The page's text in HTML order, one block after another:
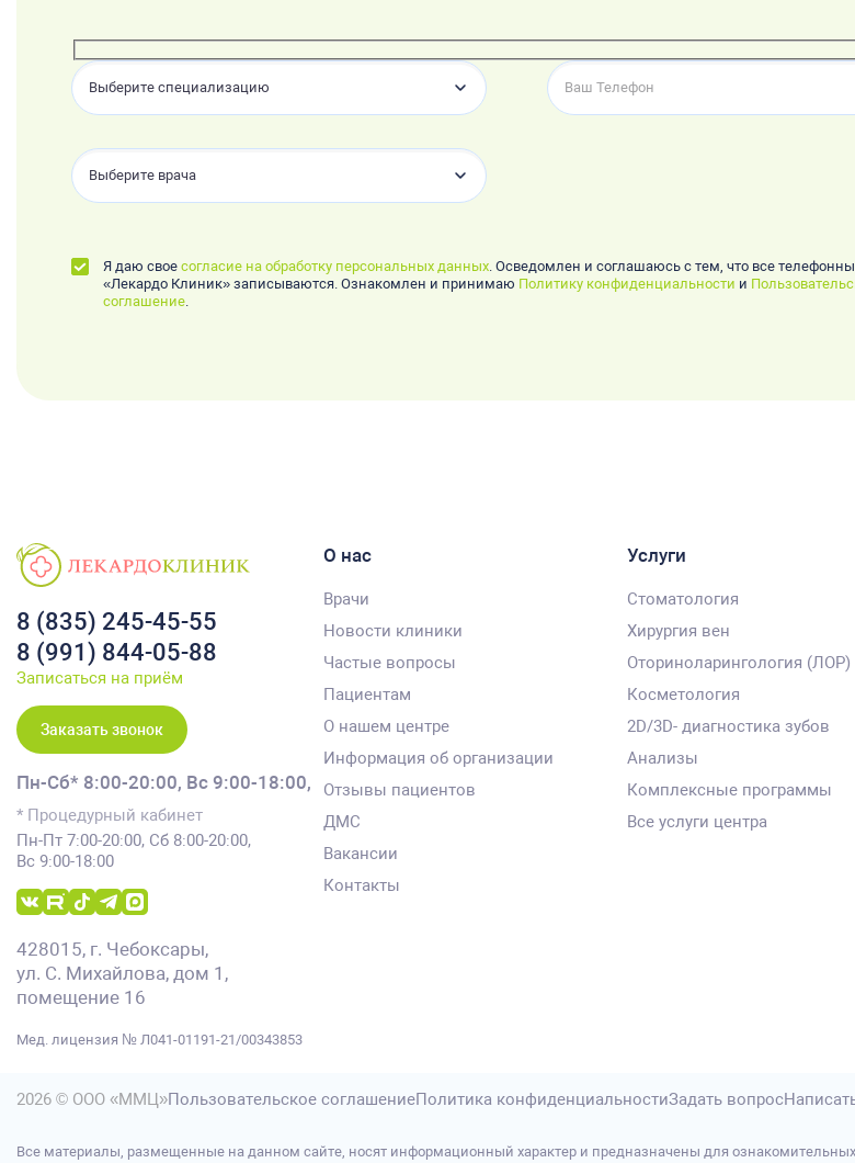
Выберите специализацию
Выберите врача
Я даю свое согласие на обработку персональных данных . Осведомлен и соглашаюсь с тем, что все
«Лекардо Клиник» записываются. Ознакомлен и принимаю Политику конфиденциальности и
соглашение
8 (835) 245-45-55
8 (991) 844-05-88
Записаться на приём
Заказать звонок
Пн-Сб* 8:00-20:00, Вс 9:00-18:00,
* Процедурный кабинет
Пн-Пт 7:00-20:00, Сб 8:00-20:00,
Вс 9:00-18:00
428015, г. Чебоксары,
ул. С. Михайлова, дом 1,
помещение 16
Мед. лицензия № Л041-01191-21/00343853
О нас
Врачи
Новости клиники
Частые вопросы
Пациентам
О нашем центре
Информация об организации
Отзывы пациентов
ДМС
Вакансии
Контакты
Услуги
Стоматология
Хирургия вен
Оториноларингология (ЛОР)
Косметология
2D/3D- диагностика зубов
Анализы
Комплексные программы
Все услуги центра
2026 © ООО «ММЦ»Пользовательское соглашениеПолитика конфиденциальностиЗадать вопрос
Все материалы, размещенные на данном сайте, носят информационный характер и предназначены для